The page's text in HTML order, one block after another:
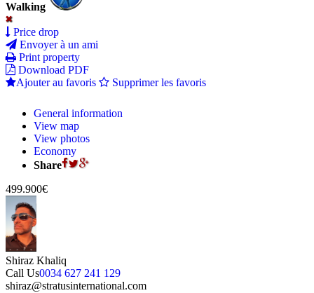
Walking
Price drop
Envoyer à un ami
Print property
Download PDF
Ajouter au favoris
Supprimer les favoris
General information
View map
View photos
Economy
Share
499.900€
Shiraz Khaliq
Call Us0034 627 241 129
shiraz@stratusinternational.com